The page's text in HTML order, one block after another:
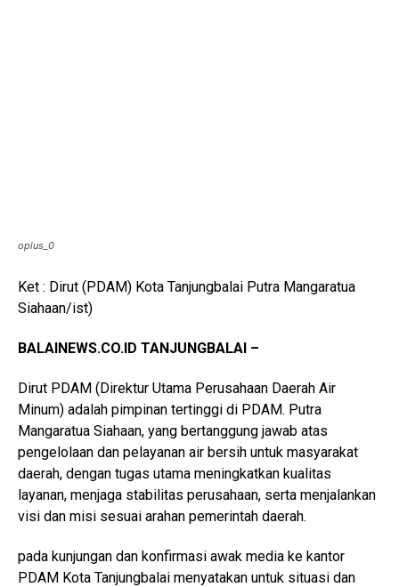
oplus_0
Ket : Dirut (PDAM) Kota Tanjungbalai Putra Mangaratua
Siahaan/ist)
BALAINEWS.CO.ID TANJUNGBALAI –
Dirut PDAM (Direktur Utama Perusahaan Daerah Air
Minum) adalah pimpinan tertinggi di PDAM. Putra
Mangaratua Siahaan, yang bertanggung jawab atas
pengelolaan dan pelayanan air bersih untuk masyarakat
daerah, dengan tugas utama meningkatkan kualitas
layanan, menjaga stabilitas perusahaan, serta menjalankan
visi dan misi sesuai arahan pemerintah daerah.
pada kunjungan dan konfirmasi awak media ke kantor
PDAM Kota Tanjungbalai menyatakan untuk situasi dan